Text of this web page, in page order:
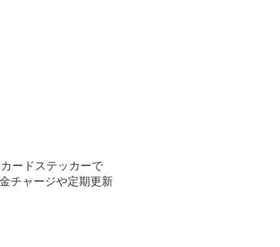
ードステッカーで
チャージや定期更新